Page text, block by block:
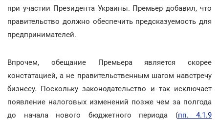
при участии Президента Украины. Премьер добавил, что
правительство должно обеспечить предсказуемость для
предпринимателей.
Впрочем, обещание Премьера является скорее
констатацией, а не правительственным шагом навстречу
бизнесу. Поскольку законодательство и так исключает
появление налоговых изменений позже чем за полгода
до начала нового бюджетного периода (пп. 4.1.9